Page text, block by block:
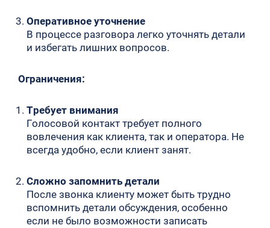
Оперативное уточнение
В процессе разговора легко уточнять детали
и избегать лишних вопросов.
Ограничения:
Требует внимания
Голосовой контакт требует полного
вовлечения как клиента, так и оператора. Не
всегда удобно, если клиент занят.
Сложно запомнить детали
После звонка клиенту может быть трудно
вспомнить детали обсуждения, особенно
если не было возможности записать